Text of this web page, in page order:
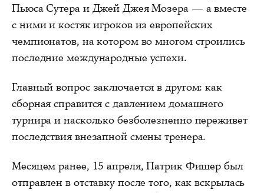
Пьюса Сутера и Джей Джея Мозера — а вместе
с ними и костяк игроков из европейских
чемпионатов, на котором во многом строились
последние международные успехи.
Главный вопрос заключается в другом: как
сборная справится с давлением домашнего
турнира и насколько безболезненно переживет
последствия внезапной смены тренера.
Месяцем ранее, 15 апреля, Патрик Фишер был
отправлен в отставку после того, как вскрылась